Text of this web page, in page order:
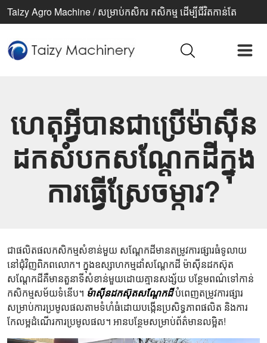
Taizy Agro Machine / សម្រាប់កសិករ កសិកម្ម ដើម្បីជីវិតកាន់តែ
ហេតុអ្វី​បាន​ជា​ប្រើ​ម៉ាស៊ីន​
ដក​សំបក​សណ្ដែក​ដី​ក្នុង​
ការ​ធ្វើ​ស្រែ​ចម្ការ?
ជាផលិតផលកសិកម្មសំខាន់មួយ សណ្តែកដីមានតម្រូវការផ្សារធំទូលាយ
នៅជុំវិញពិភពលោក។ ក្នុងឧស្សាហកម្មដាំសណ្តែកដី ម៉ាស៊ីនដកស៊ុត
សណ្តែកដីគឺមានតួនាទីសំខាន់មួយដោយគ្មានសង្ស័យ បន្ថែមពណ៌ទៅកាន់
កសិកម្មសម័យទំនើប។ ម៉ាស៊ីនដកស៊ុតសណ្តែកដីបំពេញតម្រូវការផ្សារ
សម្រាប់ការប្រមូលផលតាមទំហំធំដោយបង្កើនប្រសិទ្ធភាពផលិត និងការ
កែលម្អដំណើរការប្រមូលផល។ អានបន្ថែមសម្រាប់ព័ត៌មានលម្អិត!